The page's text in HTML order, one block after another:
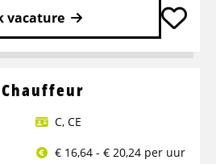
vacature
C, CE
€ 16,64 - € 20,24 per uur